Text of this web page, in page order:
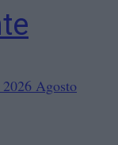
Agosto